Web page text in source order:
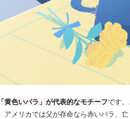
「黄色いバラ」が代表的なモチーフです
アメリカでは父が存命なら赤いバラ、